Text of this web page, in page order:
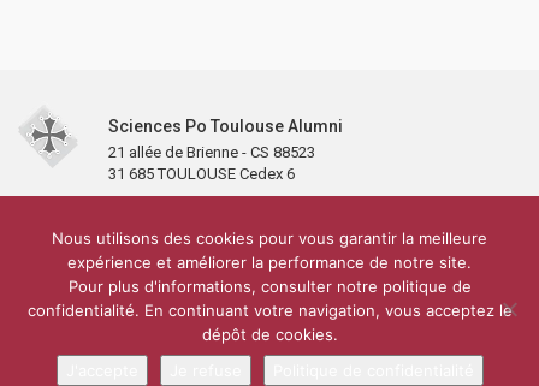
Sciences Po Toulouse Alumni
21 allée de Brienne - CS 88523
31 685 TOULOUSE Cedex 6
Partenaires et soutiens
Lettre d’information
Réseaux sociaux
Sciences Po Toulouse
Carré Alumni de la bibliothèque de Sciences Po Toulouse
10 000 diplômés
Réseau ScPo
Mentions légales Politique de confidentialité
Plan du site
Nous utilisons des cookies pour vous garantir la meilleure
expérience et améliorer la performance de notre site.
Pour plus d'informations, consulter notre politique de
confidentialité. En continuant votre navigation, vous acceptez le
dépôt de cookies.